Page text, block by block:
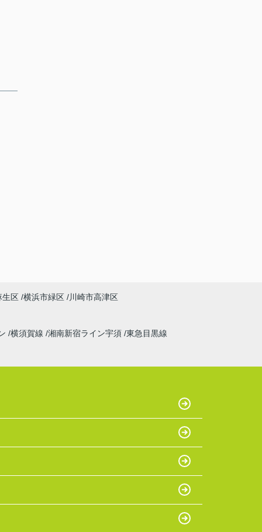
生区 横浜市緑区
川崎市高津区
横須賀線 湘南新宿ライン宇須 東急目黒線